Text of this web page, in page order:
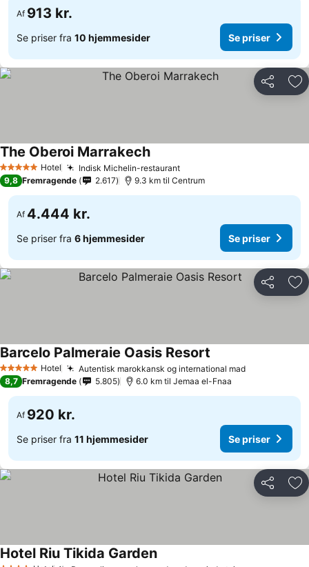
Af 913 kr.
Se priser fra 10 hjemmesider Se priser
Del
5 Stjerner Hotel Indisk Michelin-restaurant
The Oberoi Marrakech
9,8 Fremragende 2.617 9.3 km til Centrum
Af 4.444 kr.
Se priser fra 6 hjemmesider Se priser
Del
5 Stjerner Hotel Autentisk marokkansk og international mad
Barcelo Palmeraie Oasis Resort
8,7 Fremragende 5.805 6.0 km til Jemaa el-Fnaa
Af 920 kr.
Se priser fra 11 hjemmesider Se priser
Del
Hotel Riu Tikida Garden